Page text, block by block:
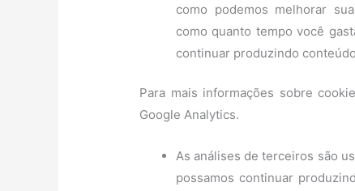
como podemos melhorar
como quanto tempo você
continuar produzindo
Para mais informações sobre
Google Analytics.
As análises de terceiros são
possamos continuar